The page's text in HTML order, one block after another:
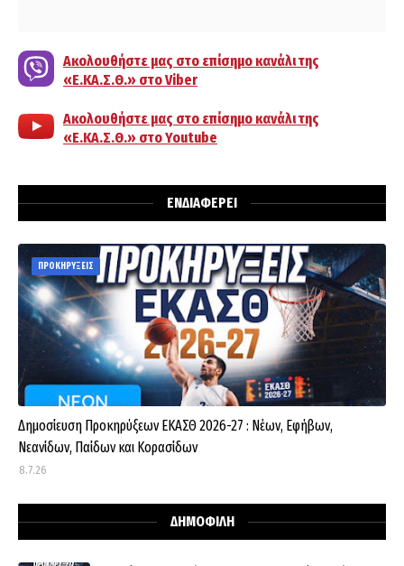
Ακολουθήστε μας στο επίσημο κανάλι της
«Ε.ΚΑ.Σ.Θ.» στο Viber
Ακολουθήστε μας στο επίσημο κανάλι της
«Ε.ΚΑ.Σ.Θ.» στο Youtube
ΕΝΔΙΑΦΕΡΕΙ
ΠΡΟΚΗΡΥΞΕΙΣ
Δημοσίευση Προκηρύξεων ΕΚΑΣΘ 2026-27 : Νέων, Εφήβων,
Νεανίδων, Παίδων και Κορασίδων
8.7.26
ΔΗΜΟΦΙΛΗ